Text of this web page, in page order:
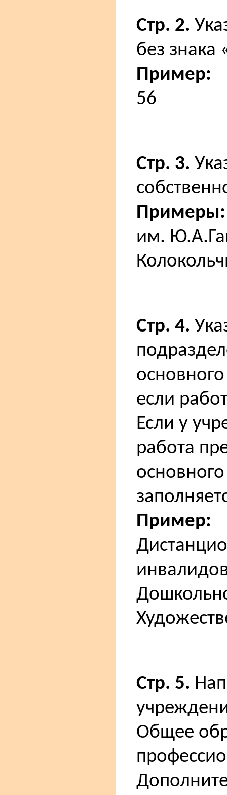
Стр. 2.
без
Пример:
56
Стр. 3.
Примеры:
им.
Стр. 4.
если
Если у
работа
Пример:
Стр. 5.
Общее